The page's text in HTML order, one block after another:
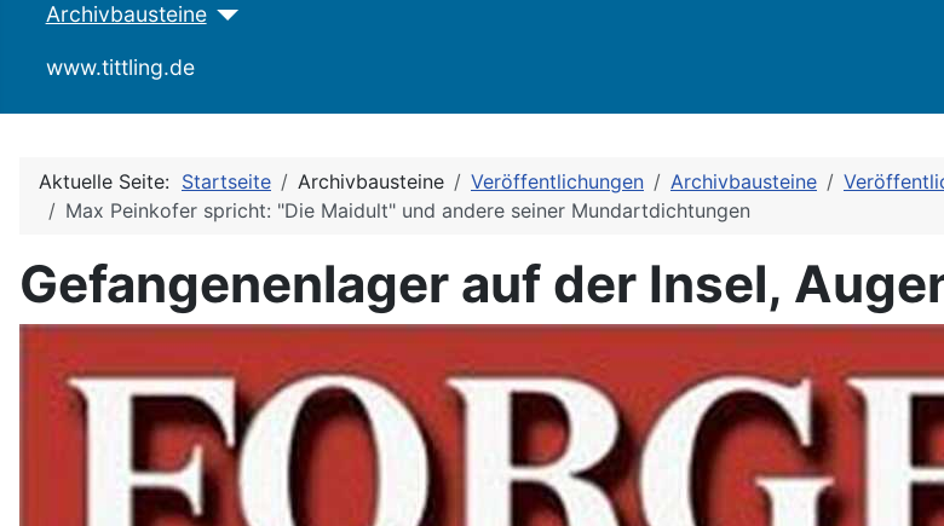
Archivbausteine
www.tittling.de
Aktuelle Seite: Startseite Archivbausteine Veröffentlichungen Archivbausteine
Max Peinkofer spricht: "Die Maidult" und andere seiner Mundartdichtungen
Gefangenenlager auf der Insel,